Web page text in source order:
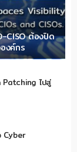
CISO ต้องปิด
งค์กร
Patching ไปสู่
Cyber